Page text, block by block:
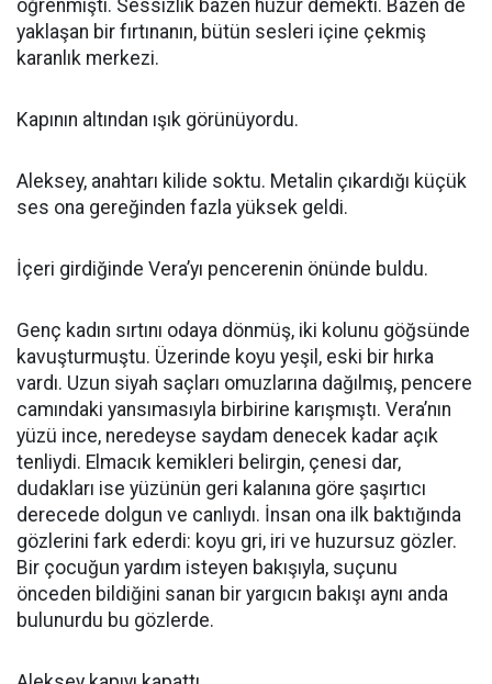
öğrenmişti. Sessizlik bazen huzur demekti. Bazen de
yaklaşan bir fırtınanın, bütün sesleri içine çekmiş
karanlık merkezi.
Kapının altından ışık görünüyordu.
Aleksey, anahtarı kilide soktu. Metalin çıkardığı küçük
ses ona gereğinden fazla yüksek geldi.
İçeri girdiğinde Vera’yı pencerenin önünde buldu.
Genç kadın sırtını odaya dönmüş, iki kolunu göğsünde
kavuşturmuştu. Üzerinde koyu yeşil, eski bir hırka
vardı. Uzun siyah saçları omuzlarına dağılmış, pencere
camındaki yansımasıyla birbirine karışmıştı. Vera’nın
yüzü ince, neredeyse saydam denecek kadar açık
tenliydi. Elmacık kemikleri belirgin, çenesi dar,
dudakları ise yüzünün geri kalanına göre şaşırtıcı
derecede dolgun ve canlıydı. İnsan ona ilk baktığında
gözlerini fark ederdi: koyu gri, iri ve huzursuz gözler.
Bir çocuğun yardım isteyen bakışıyla, suçunu
önceden bildiğini sanan bir yargıcın bakışı aynı anda
bulunurdu bu gözlerde.